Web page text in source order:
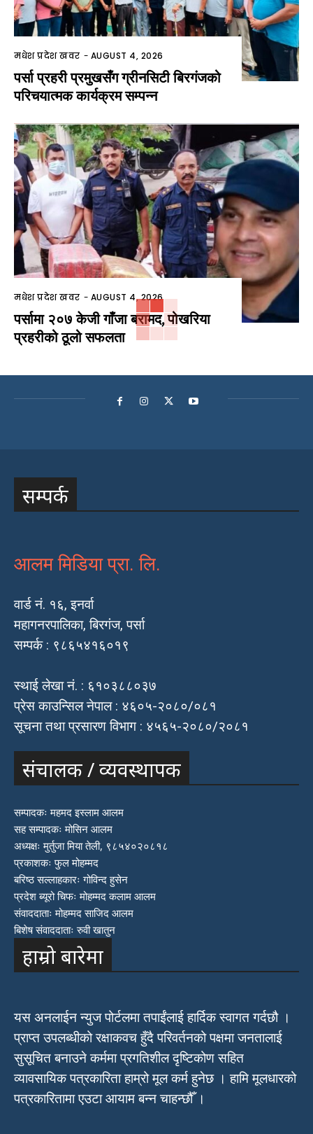
मधेश प्रदेश खवर - AUGUST 4, 2026
पर्सा प्रहरी प्रमुखसँग ग्रीनसिटी बिरगंजको
परिचयात्मक कार्यक्रम सम्पन्न
मधेश प्रदेश खवर - AUGUST 4, 2026
पर्सामा २०७ केजी गाँजा बरामद, पोखरिया
प्रहरीको ठूलो सफलता
सम्पर्क
आलम मिडिया प्रा. लि.
वार्ड नं. १६, इनर्वा
महागनरपालिका, बिरगंज, पर्सा
सम्पर्क : ९८६५४१६०१९
स्थाई लेखा नं. : ६१०३८८०३७
प्रेस काउन्सिल नेपाल : ४६०५-२०८०/०८१
सूचना तथा प्रसारण विभाग : ४५६५-२०८०/२०८१
संचालक / व्यवस्थापक
सम्पादकः महमद इस्लाम आलम
सह सम्पादकः मोसिन आलम
अध्यक्षः मुर्तुजा मिया तेली, ९८५४०२०८१८
प्रकाशकः फुल मोहम्मद
बरिष्ठ सल्लाहकारः गोविन्द हुसेन
प्रदेश ब्यूरो चिफः मोहम्मद कलाम आलम
संवाददाताः मोहम्मद साजिद आलम
बिशेष संवाददाताः रुवी खातुन
हाम्रो बारेमा
यस अनलाईन न्युज पोर्टलमा तपाईंलाई हार्दिक स्वागत गर्दछौ ।
प्राप्त उपलब्धीको रक्षाकवच हुँदै परिवर्तनको पक्षमा जनतालाई
सुसूचित बनाउने कर्ममा प्रगतिशील दृष्टिकोण सहित
व्यावसायिक पत्रकारिता हाम्रो मूल कर्म हुनेछ । हामि मूलधारको
पत्रकारितामा एउटा आयाम बन्न चाहन्छौँ ।